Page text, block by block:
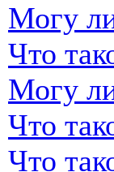
Могу
Что
Могу
Что
Что